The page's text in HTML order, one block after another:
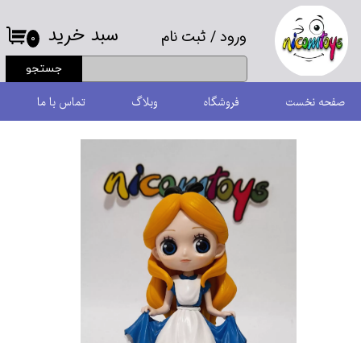
ورود/ ثبت نام
حساب کاربری من
تغییر گذر واژه
سفارشات
جستجو
۰ سبد خرید
صفحه نخست فروشگاه وبلاگ تماس با ما